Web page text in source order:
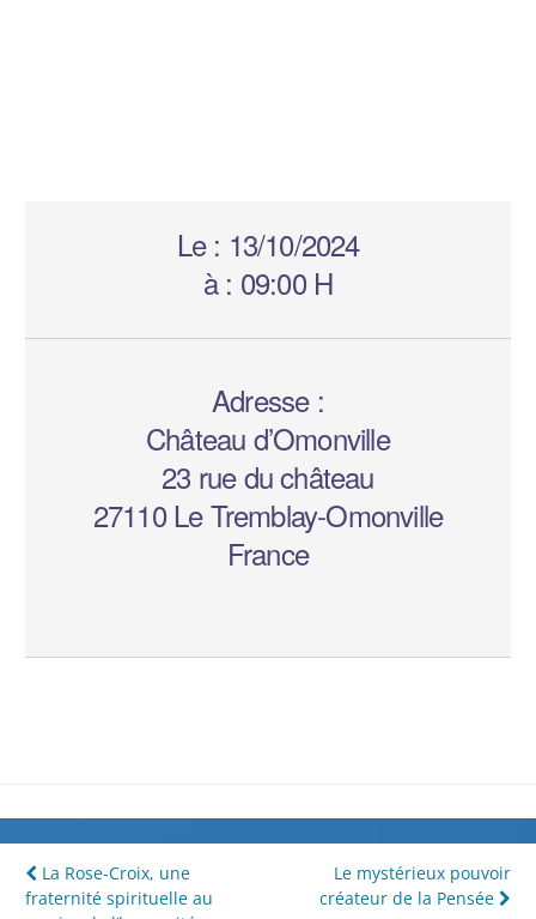
Le : 13/10/2024
à : 09:00 H
Adresse :
Château d’Omonville
23 rue du château
27110 Le Tremblay-Omonville
France
Navigation
La Rose-Croix, une
fraternité spirituelle au
Le mystérieux pouvoir
créateur de la Pensée